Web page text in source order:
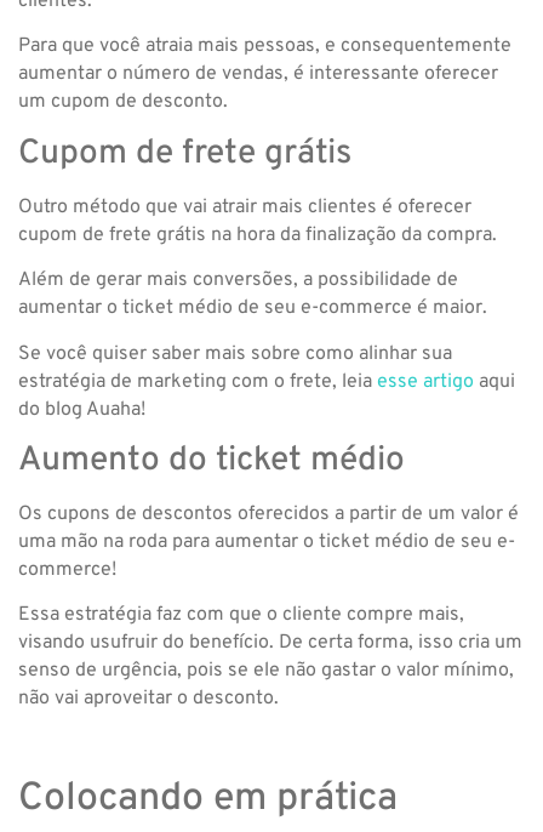
Para que você atraia mais pessoas, e consequentemente
aumentar o número de vendas, é interessante oferecer
um cupom de desconto.
Cupom de frete grátis
Outro método que vai atrair mais clientes é oferecer
cupom de frete grátis na hora da finalização da compra.
Além de gerar mais conversões, a possibilidade de
aumentar o ticket médio de seu e-commerce é maior.
Se você quiser saber mais sobre como alinhar sua
estratégia de marketing com o frete, leia esse artigo aqui
do blog Auaha!
Aumento do ticket médio
Os cupons de descontos oferecidos a partir de um valor é
uma mão na roda para aumentar o ticket médio de seu e-
commerce!
Essa estratégia faz com que o cliente compre mais,
visando usufruir do benefício. De certa forma, isso cria um
senso de urgência, pois se ele não gastar o valor mínimo,
não vai aproveitar o desconto.
Colocando em prática